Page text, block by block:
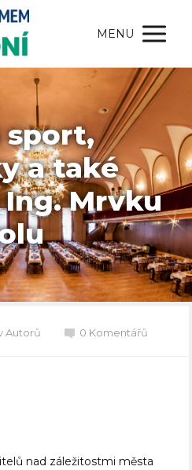
MENU
sport,
a také
Mrvku
Autorů 0 Komentářů
nad záležitostmi města